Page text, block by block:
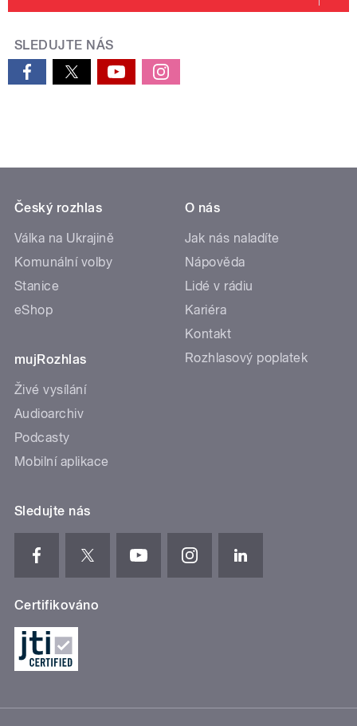
SLEDUJTE NÁS
Český rozhlas
Válka na Ukrajině
Komunální volby
Stanice
eShop
mujRozhlas
Živé vysílání
Audioarchiv
Podcasty
Mobilní aplikace
O nás
Jak nás naladíte
Nápověda
Lidé v rádiu
Kariéra
Kontakt
Rozhlasový poplatek
Sledujte nás
Certifikováno